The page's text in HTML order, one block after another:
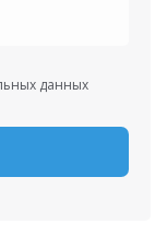
данных